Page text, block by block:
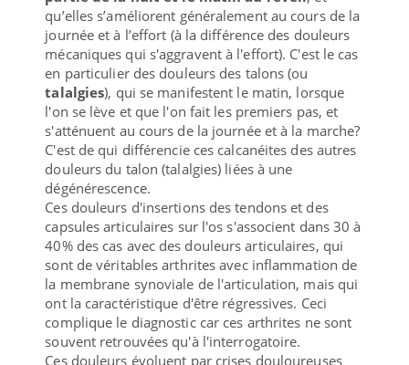
qu’elles s’améliorent généralement au cours de la
journée et à l’effort (à la différence des douleurs
mécaniques qui s'aggravent à l'effort). C'est le cas
en particulier des douleurs des talons (ou
talalgies), qui se manifestent le matin, lorsque
l'on se lève et que l'on fait les premiers pas, et
s'atténuent au cours de la journée et à la marche?
C'est de qui différencie ces calcanéites des autres
douleurs du talon (talalgies) liées à une
dégénérescence.
Ces douleurs d'insertions des tendons et des
capsules articulaires sur l'os s'associent dans 30 à
40% des cas avec des douleurs articulaires, qui
sont de véritables arthrites avec inflammation de
la membrane synoviale de l'articulation, mais qui
ont la caractéristique d'être régressives. Ceci
complique le diagnostic car ces arthrites ne sont
souvent retrouvées qu'à l'interrogatoire.
Ces douleurs évoluent par crises douloureuses